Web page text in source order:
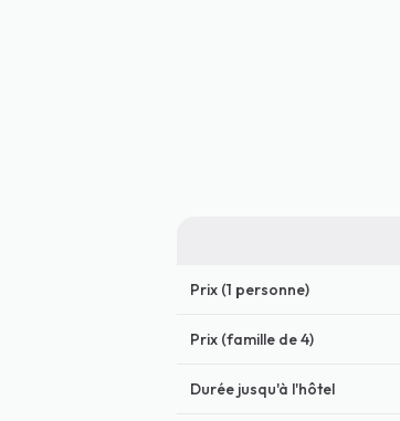
Prix (1 personne)
Prix (famille de 4)
Durée jusqu'à l'hôtel